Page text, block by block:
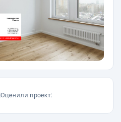
Оценили проект: